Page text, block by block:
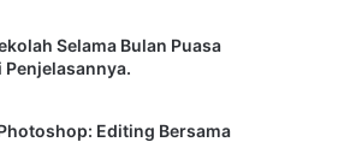
Selama Bulan Puasa
Penjelasannya.
Editing Bersama